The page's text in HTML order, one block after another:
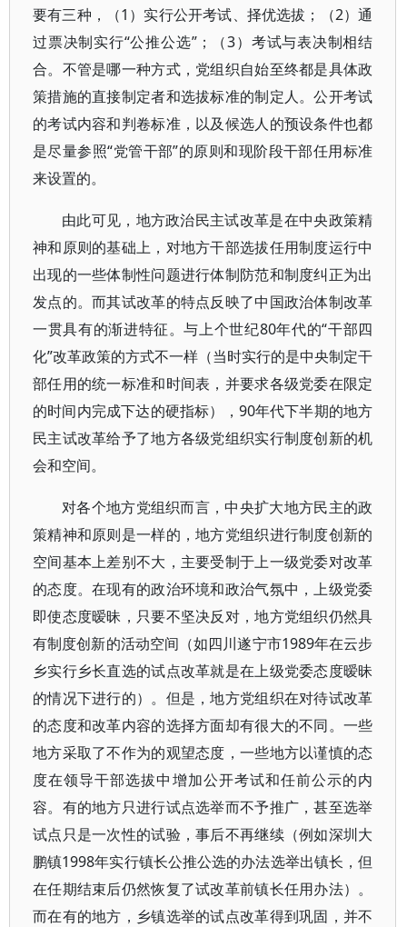
要有三种，（1）实行公开考试、择优选拔；（2）通
过票决制实行“公推公选”；（3）考试与表决制相结
合。不管是哪一种方式，党组织自始至终都是具体政
策措施的直接制定者和选拔标准的制定人。公开考试
的考试内容和判卷标准，以及候选人的预设条件也都
是尽量参照“党管干部”的原则和现阶段干部任用标准
来设置的。
由此可见，地方政治民主试改革是在中央政策精
神和原则的基础上，对地方干部选拔任用制度运行中
出现的一些体制性问题进行体制防范和制度纠正为出
发点的。而其试改革的特点反映了中国政治体制改革
一贯具有的渐进特征。与上个世纪80年代的“干部四
化”改革政策的方式不一样（当时实行的是中央制定干
部任用的统一标准和时间表，并要求各级党委在限定
的时间内完成下达的硬指标），90年代下半期的地方
民主试改革给予了地方各级党组织实行制度创新的机
会和空间。
对各个地方党组织而言，中央扩大地方民主的政
策精神和原则是一样的，地方党组织进行制度创新的
空间基本上差别不大，主要受制于上一级党委对改革
的态度。在现有的政治环境和政治气氛中，上级党委
即使态度暧昧，只要不坚决反对，地方党组织仍然具
有制度创新的活动空间（如四川遂宁市1989年在云步
乡实行乡长直选的试点改革就是在上级党委态度暧昧
的情况下进行的）。但是，地方党组织在对待试改革
的态度和改革内容的选择方面却有很大的不同。一些
地方采取了不作为的观望态度，一些地方以谨慎的态
度在领导干部选拔中增加公开考试和任前公示的内
容。有的地方只进行试点选举而不予推广，甚至选举
试点只是一次性的试验，事后不再继续（例如深圳大
鹏镇1998年实行镇长公推公选的办法选举出镇长，但
在任期结束后仍然恢复了试改革前镇长任用办法）。
而在有的地方，乡镇选举的试点改革得到巩固，并不